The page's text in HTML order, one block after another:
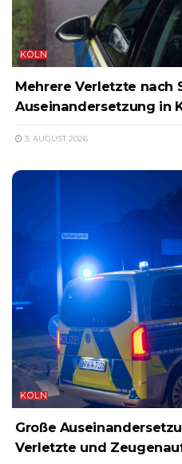
KÖLN
Mehrere Verletzte nach
Auseinandersetzung in
3. AUGUST 2026
KÖLN
Große
Verletzte und